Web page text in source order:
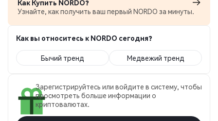
Как Купить NORDO?
Узнайте, как получить ваш первый NORDO за минуты.
Как вы относитесь к NORDO сегодня?
Бычий тренд Медвежий тренд
Зарегистрируйтесь или войдите в систему, чтобы
просмотреть больше информации о
криптовалютах.